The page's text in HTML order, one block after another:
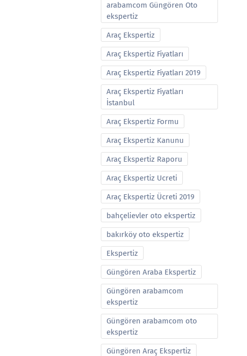
arabamcom Güngören Oto
ekspertiz
Araç Ekspertiz
Araç Ekspertiz Fiyatları
Araç Ekspertiz Fiyatları 2019
Araç Ekspertiz Fiyatları
İstanbul
Araç Ekspertiz Formu
Araç Ekspertiz Kanunu
Araç Ekspertiz Raporu
Araç Ekspertiz Ucreti
Araç Ekspertiz Ücreti 2019
bahçelievler oto ekspertiz
bakırköy oto ekspertiz
Ekspertiz
Güngören Araba Ekspertiz
Güngören arabamcom
ekspertiz
Güngören arabamcom oto
ekspertiz
Güngören Araç Ekspertiz